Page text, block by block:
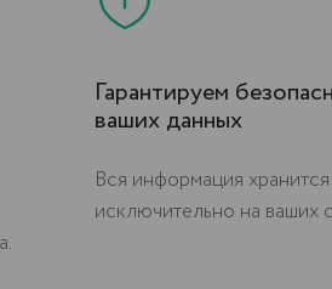
Гарантируем
ваших данных
Вся информация хранится
исключительно на ваших